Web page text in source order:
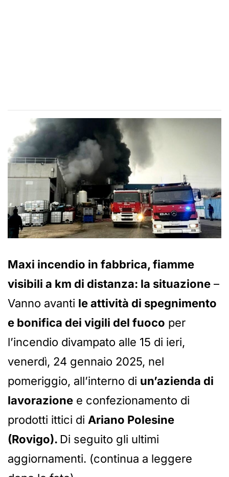
Maxi incendio in fabbrica, fiamme
visibili a km di distanza: la situazione –
Vanno avanti le attività di spegnimento
e bonifica dei vigili del fuoco per
l’incendio divampato alle 15 di ieri,
venerdì, 24 gennaio 2025, nel
pomeriggio, all’interno di un’azienda di
lavorazione e confezionamento di
prodotti ittici di Ariano Polesine
(Rovigo). Di seguito gli ultimi
aggiornamenti. (continua a leggere